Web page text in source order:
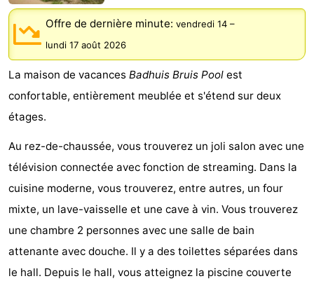
Nieuwvliet-
Bad
Meulinge
EuroParcs
Cadzand
-
Hoogduin
-
Résidence
Cadzand-
Bad
Resort
Nieuwvliet-
Bad
-
Schoneveld
-
Strand
Resort
Nieuwvliet-
Bad
Waterdunen
-
Zeebad
Zonneweelde
-
Offre de dernière minute: vendredi 14 –
lundi 17 août 2026
La maison de vacances Badhuis Bruis Pool est
confortable, entièrement meublée et s'étend sur deux
étages.
Au rez-de-chaussée, vous trouverez un joli salon avec une
télévision connectée avec fonction de streaming. Dans la
cuisine moderne, vous trouverez, entre autres, un four
mixte, un lave-vaisselle et une cave à vin. Vous trouverez
une chambre 2 personnes avec une salle de bain
attenante avec douche. Il y a des toilettes séparées dans
le hall. Depuis le hall, vous atteignez la piscine couverte